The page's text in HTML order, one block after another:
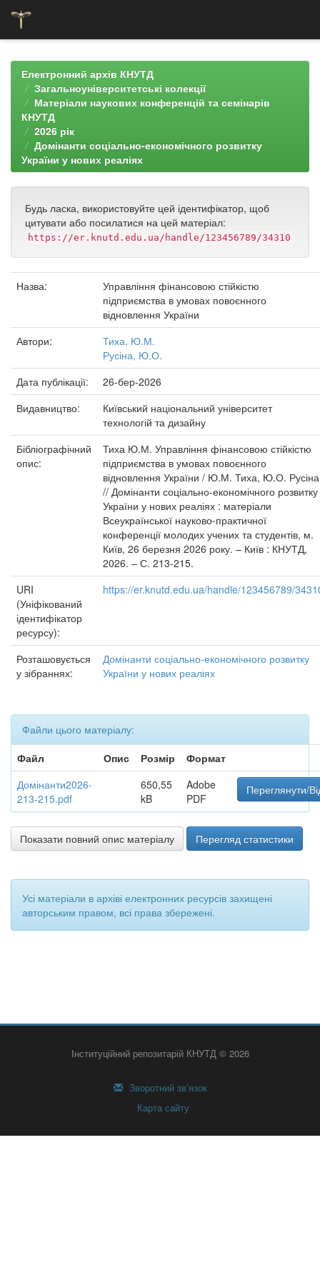
navigationЕлектронний архів КНУТД
Загальноуніверситетські колекції
Матеріали наукових конференцій та семінарів
КНУТД
2026 рік
Домінанти соціально-економічного розвитку
України у нових реаліях
Будь ласка, використовуйте цей ідентифікатор, щоб
цитувати або посилатися на цей матеріал:
https://er.knutd.edu.ua/handle/123456789/34310
Назва:
Управління фінансовою стійкістю
підприємства в умовах повоєнного
відновлення України
Автори:
Тиха, Ю.М.
Русіна, Ю.О.
Дата публікації:
26-бер-2026
Видавництво:
Київський національний університет
технологій та дизайну
Бібліографічний
опис:
Тиха Ю.М. Управління фінансовою стійкістю
підприємства в умовах повоєнного
відновлення України / Ю.М. Тиха, Ю.О. Русіна
// Домінанти соціально-економічного розвитку
України у нових реаліях : матеріали
Всеукраїнської науково-практичної
конференції молодих учених та студентів, м.
Київ, 26 березня 2026 року. – Київ : КНУТД,
2026. – С. 213-215.
URI
(Уніфікований
ідентифікатор
ресурсу):
https://er.knutd.edu.ua/handle/123456789/
Розташовується
у зібраннях:
Домінанти соціально-економічного розвитку
України у нових реаліях
Файли цього матеріалу:
Файл
Опис Розмір
Формат
Домінанти2026-
213-215.pdf
650,55
kB
Adobe
PDF
Переглянути/
Показати повний опис матеріалу Перегляд статистики
Усі матеріали в архіві електронних ресурсів захищені
авторським правом, всі права збережені.
Інституційний репозитарій КНУТД © 2026
Зворотний зв’язок
Карта сайту